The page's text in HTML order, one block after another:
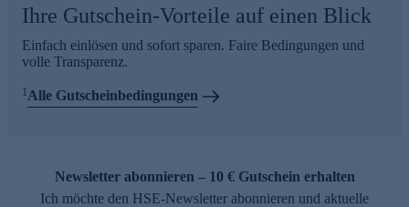
Ihre Gutschein-Vorteile auf einen Blick
Einfach einlösen und sofort sparen. Faire Bedingungen und
volle Transparenz.
1Alle Gutscheinbedingungen
Newsletter abonnieren – 10 € Gutschein erhalten
Ich möchte den HSE-Newsletter abonnieren und aktuelle